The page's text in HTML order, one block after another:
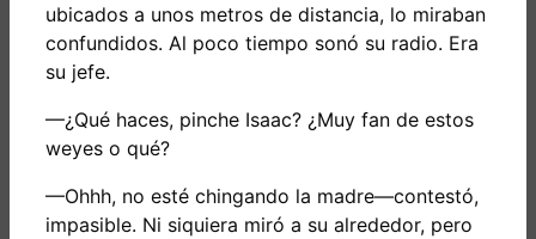
ubicados a unos metros de distancia, lo miraban
confundidos. Al poco tiempo sonó su radio. Era
su jefe.
—¿Qué haces, pinche Isaac? ¿Muy fan de estos
weyes o qué?
—Ohhh, no esté chingando la madre—contestó,
impasible. Ni siquiera miró a su alrededor, pero